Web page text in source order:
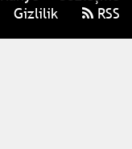
Gizlilik
RSS